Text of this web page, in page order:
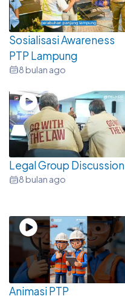
Sosialisasi Awareness
PTP Lampung
8 bulan ago
Legal Group Discussion
8 bulan ago
Animasi PTP